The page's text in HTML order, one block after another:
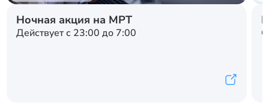
Ночная акция на МРТ
Действует с 23:00 до 7:00